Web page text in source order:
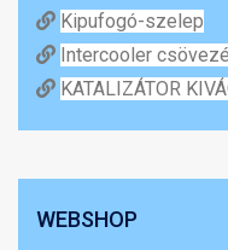
Kipufogó-szelep
Intercooler
KATALIZÁTOR
WEBSHOP